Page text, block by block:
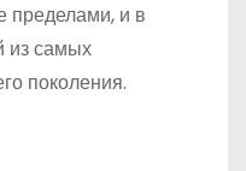
пределами, и в
из самых
поколения.